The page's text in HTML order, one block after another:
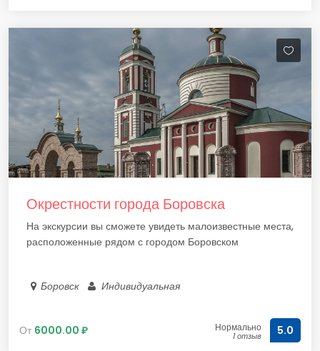
Окрестности города Боровска
На экскурсии вы сможете увидеть малоизвестные места,
расположенные рядом с городом Боровском
Боровск Индивидуальная
От 6000.00 ₽ Нормально
1 отзыв 5.0